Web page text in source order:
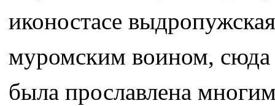
иконостасе
муромским воином, сюда
была прославлена